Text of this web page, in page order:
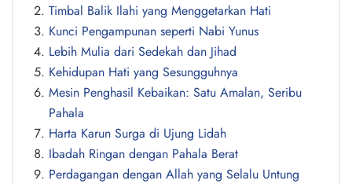
Timbal Balik Ilahi yang Menggetarkan Hati
Kunci Pengampunan seperti Nabi Yunus
Lebih Mulia dari Sedekah dan Jihad
Kehidupan Hati yang Sesungguhnya
Mesin Penghasil Kebaikan: Satu Amalan, Seribu
Pahala
Harta Karun Surga di Ujung Lidah
Ibadah Ringan dengan Pahala Berat
Perdagangan dengan Allah yang Selalu Untung